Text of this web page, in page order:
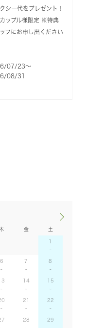
シー代をプレゼント！
ップル様限定 ※特典
フにお申し出ください
07/23〜
08/31
金 土
1
6 7 8
14 15
21 22
28 29